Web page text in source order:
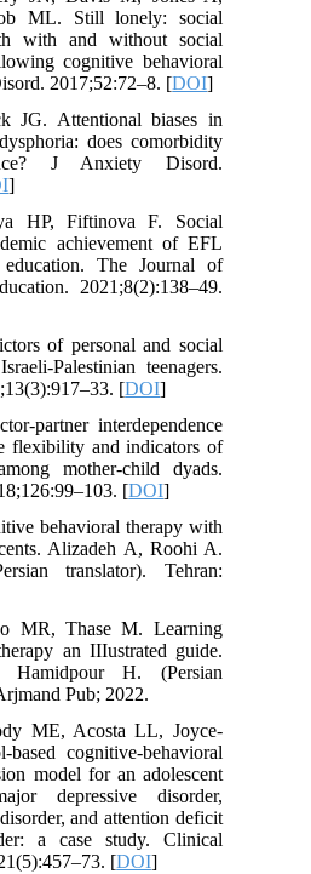
ML. Still lonely: social
with and without social
cognitive behavioral
2017;52:72–8. [DOI
JG. Attentional biases in
does comorbidity
J Anxiety Disord.
HP, Fiftinova F. Social
achievement of EFL
education. The Journal of
2021;8(2):138–49.
of personal and social
Palestinian teenagers.
[DOI
partner interdependence
flexibility and indicators of
mother-child dyads.
[DOI
behavioral therapy with
Alizadeh A, Roohi A.
translator). Tehran:
MR, Thase M. Learning
an IIIustrated guide.
Hamidpour H. (Persian
Pub; 2022.
ME, Acosta LL, Joyce-
based cognitive-behavioral
model for an adolescent
depressive disorder,
disorder, and attention deficit
a case study. Clinical
[DOI